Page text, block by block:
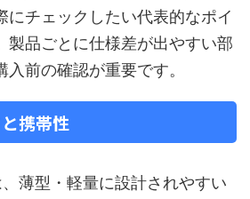
にチェックしたい代表的なポイ
製品ごとに仕様差が出やすい部
前の確認が重要です。
携帯性
薄型・軽量に設計されやすい